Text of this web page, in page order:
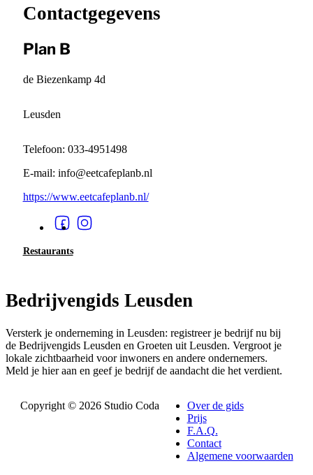
−
Contactgegevens
Plan B
de Biezenkamp 4d
Leusden
Telefoon: 033-4951498
E-mail: info@eetcafeplanb.nl
https://www.eetcafeplanb.nl/
Restaurants
Bedrijvengids Leusden
Versterk je onderneming in Leusden: registreer je bedrijf nu bij
de Bedrijvengids Leusden en Groeten uit Leusden. Vergroot je
lokale zichtbaarheid voor inwoners en andere ondernemers.
Meld je hier aan en geef je bedrijf de aandacht die het verdient.
Copyright © 2026 Studio Coda
Over de gids
Prijs
F.A.Q.
Contact
Algemene voorwaarden